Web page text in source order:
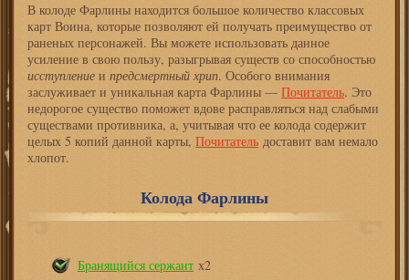
В колоде Фарлины находится большое количество классовых
карт Воина, которые позволяют ей получать преимущество от
раненых персонажей. Вы можете использовать данное
усиление в свою пользу, разыгрывая существ со способностью
исступление и предсмертный хрип. Особого внимания
заслуживает и уникальная карта Фарлины — Почитатель. Это
недорогое существо поможет вдове расправляться над слабыми
существами противника, а, учитывая что ее колода содержит
целых 5 копий данной карты, Почитатель доставит вам немало
хлопот.
Колода Фарлины
Бранящийся сержант х2